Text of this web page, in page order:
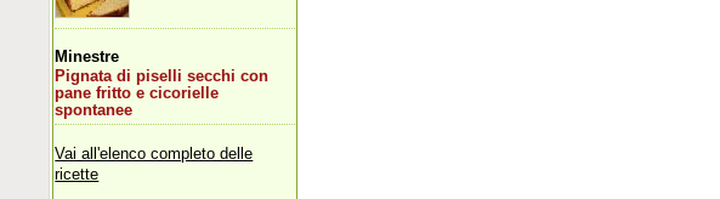
Minestre
Pignata di piselli secchi con
pane fritto e cicorielle
spontanee
Vai all'elenco completo delle
ricette